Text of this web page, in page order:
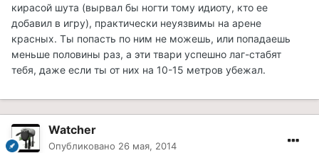
кирасой шута (вырвал бы ногти тому идиоту, кто ее
добавил в игру), практически неуязвимы на арене
красных. Ты попасть по ним не можешь, или попадаешь
меньше половины раз, а эти твари успешно лаг-стабят
тебя, даже если ты от них на 10-15 метров убежал.
Watcher
Опубликовано 26 мая, 2014